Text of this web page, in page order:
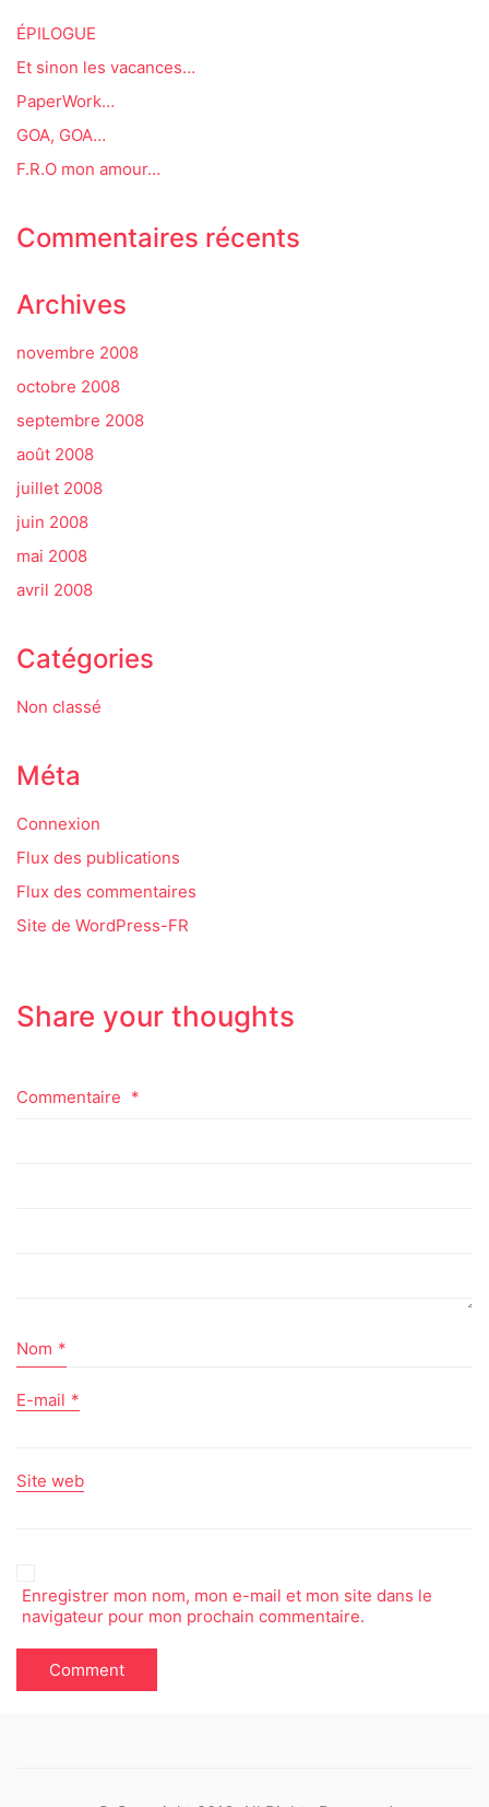
ÉPILOGUE
Et sinon les vacances…
PaperWork…
GOA, GOA…
F.R.O mon amour…
Commentaires récents
Archives
novembre 2008
octobre 2008
septembre 2008
août 2008
juillet 2008
juin 2008
mai 2008
avril 2008
Catégories
Non classé
Méta
Connexion
Flux des publications
Flux des commentaires
Site de WordPress-FR
Share your thoughts
Commentaire *
Nom *
E-mail *
Site web
Enregistrer mon nom, mon e-mail et mon site dans le
navigateur pour mon prochain commentaire.